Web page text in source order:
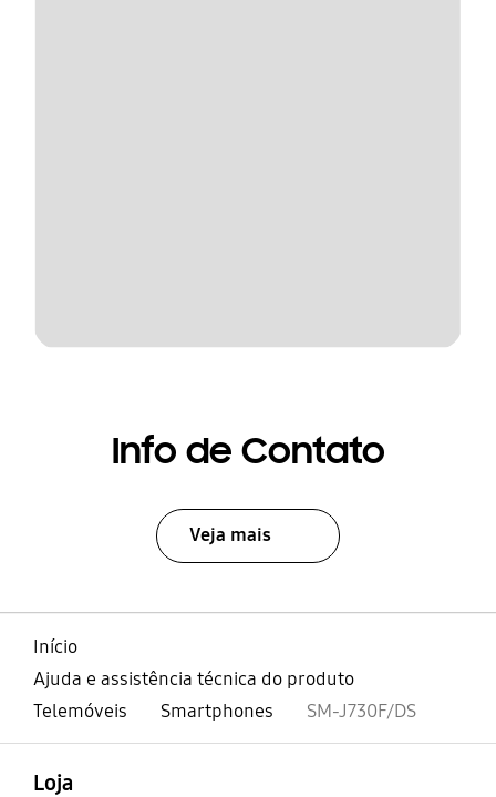
Info de Contato
Veja mais
Início
Ajuda e assistência técnica do produto
Telemóveis
Smartphones SM-J730F/DS
Loja